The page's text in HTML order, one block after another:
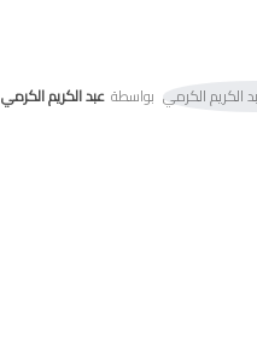
بواسطة عبد الكريم الكرمي